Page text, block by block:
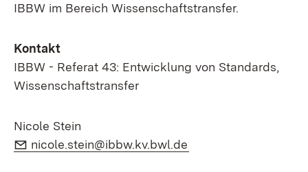
IBBW im Bereich Wissenschaftstransfer.
Kontakt
IBBW - Referat 43: Entwicklung von Standards,
Wissenschaftstransfer
Nicole Stein
E-Mail:
nicole.stein@ibbw.kv.bwl.de